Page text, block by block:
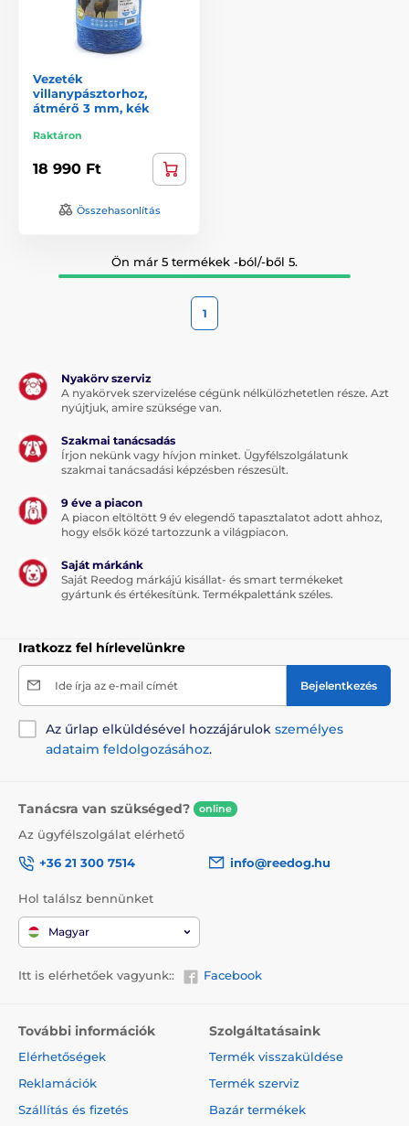
Vezeték
villanypásztorhoz,
átmérő 3 mm, kék
Raktáron
18 990 Ft
Összehasonlítás
Ön már 5 termékek -ból/-ből 5.
1
Nyakörv szerviz
A nyakörvek szervizelése cégünk nélkülözhetetlen része. Azt
nyújtjuk, amire szüksége van.
Szakmai tanácsadás
Írjon nekünk vagy hívjon minket. Ügyfélszolgálatunk
szakmai tanácsadási képzésben részesült.
9 éve a piacon
A piacon eltöltött 9 év elegendő tapasztalatot adott ahhoz,
hogy elsők közé tartozzunk a világpiacon.
Saját márkánk
Saját Reedog márkájú kisállat- és smart termékeket
gyártunk és értékesítünk. Termékpalettánk széles.
Iratkozz fel hírlevelünkre
Ide írja az e-mail címét Bejelentkezés
Az űrlap elküldésével hozzájárulok személyes
adataim feldolgozásához.
Tanácsra van szükséged? online
Az ügyfélszolgálat elérhető
+36 21 300 7514
info@reedog.hu
Hol találsz bennünket
Magyar
Itt is elérhetőek vagyunk:: Facebook
További információk
Elérhetőségek
Reklamációk
Szállítás és fizetés
Szolgáltatásaink
Termék visszaküldése
Termék szerviz
Bazár termékek